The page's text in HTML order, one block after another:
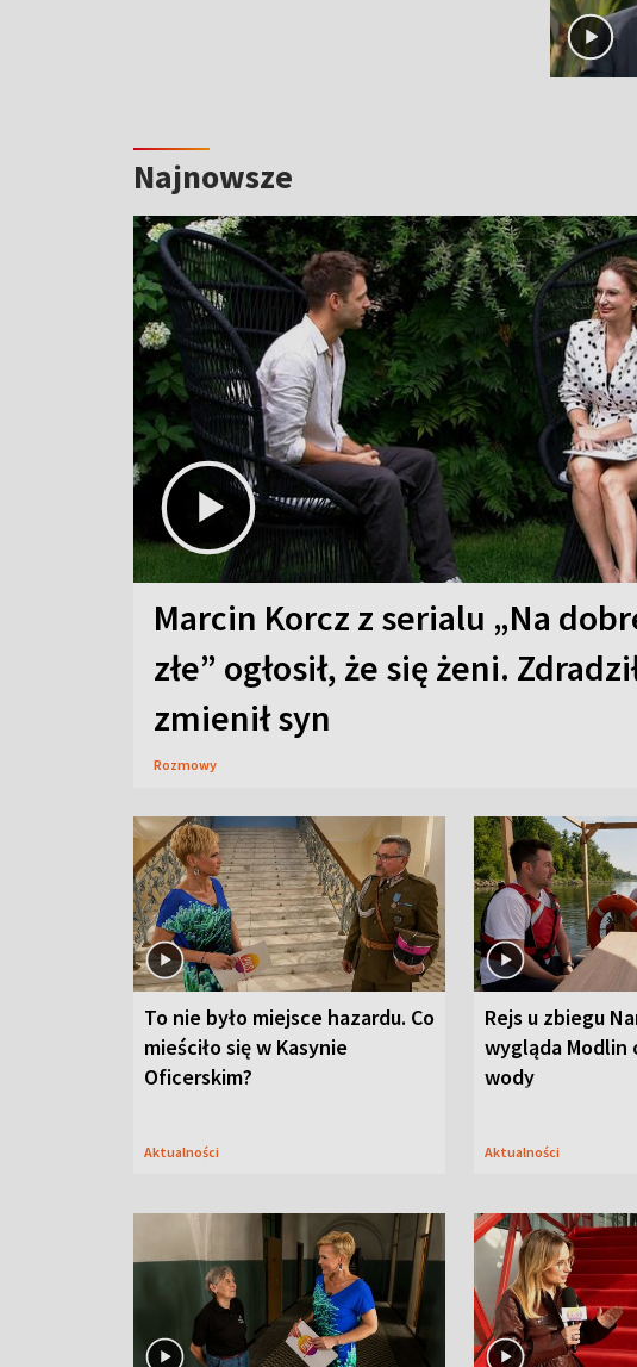
Najnowsze
Marcin Korcz z serialu „Na
złe” ogłosił, że się żeni.
zmienił syn
Rozmowy
To nie było miejsce hazardu. Co
mieściło się w Kasynie
Oficerskim?
Aktualności
Rejs u zbiegu
wygląda Modlin
wody
Aktualności